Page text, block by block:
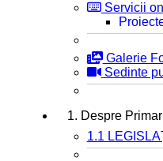
Servicii
Galerie
Sedinte
1. Despre
1.1